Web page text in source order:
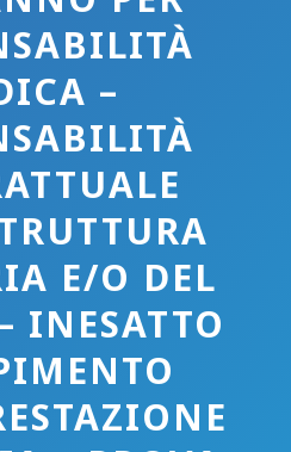
–
E/O DEL
INESATTO